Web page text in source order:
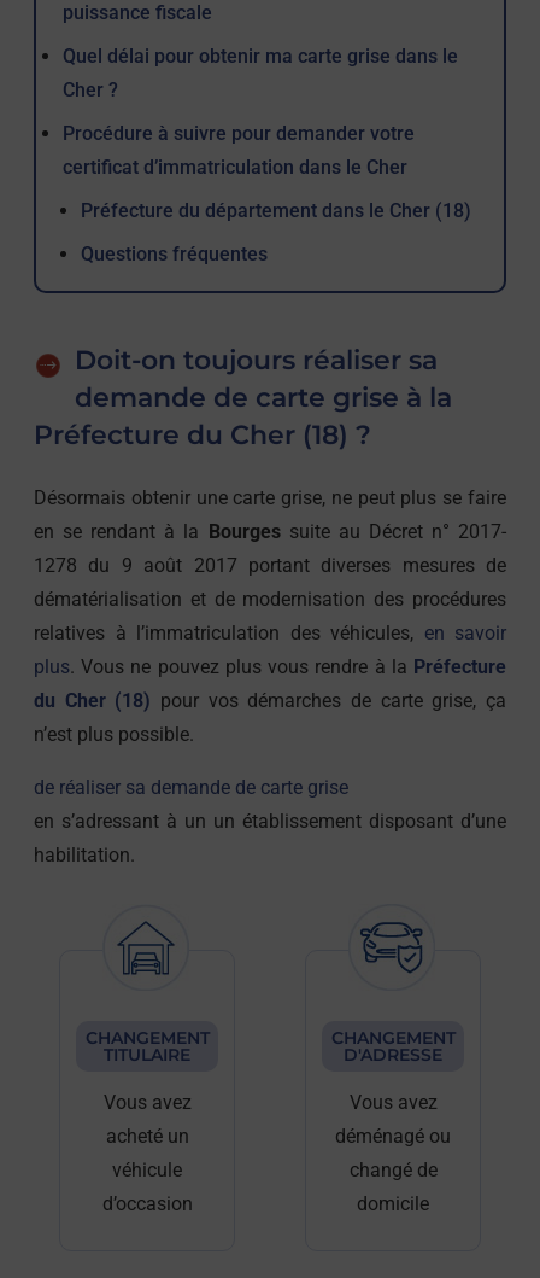
puissance fiscale
Quel délai pour obtenir ma carte grise dans le
Cher ?
Procédure à suivre pour demander votre
certificat d’immatriculation dans le Cher
Préfecture du département dans le Cher (18)
Questions fréquentes
Doit-on toujours réaliser sa
demande de carte grise à la
Préfecture du Cher (18) ?
Désormais obtenir une carte grise, ne peut plus se faire
en se rendant à la Bourgessuite au Décret n° 2017-
1278 du 9 août 2017 portant diverses mesures de
dématérialisation et de modernisation des procédures
relatives à l’immatriculation des véhicules, en savoir
plus. Vous ne pouvez plus vous rendre à la Préfecture
du Cher (18) pour vos démarches de carte grise, ça
n’est plus possible.
de réaliser sa demande de carte grise
en s’adressant à un un établissement disposant d’une
habilitation.
CHANGEMENT
TITULAIRE
Vous avez
acheté un
véhicule
d’occasion
CHANGEMENT
D'ADRESSE
Vous avez
déménagé ou
changé de
domicile